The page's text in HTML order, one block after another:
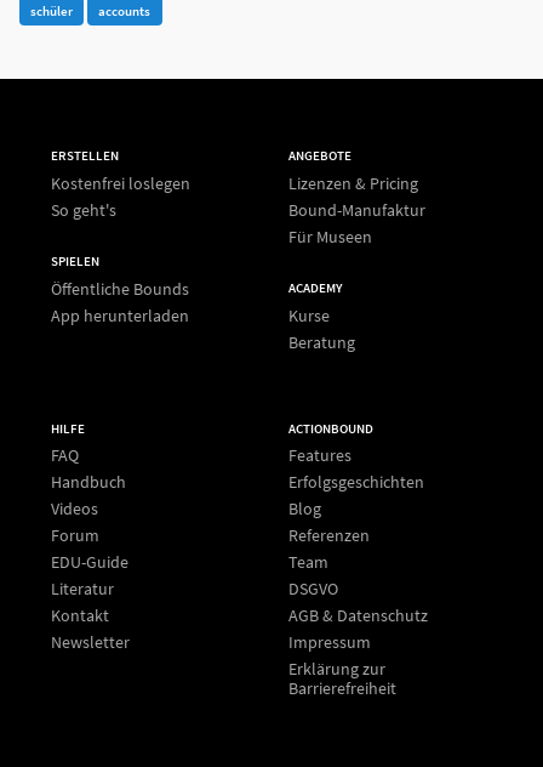
schüler
accounts
ERSTELLEN
Kostenfrei loslegen
So geht's
SPIELEN
Öffentliche Bounds
App herunterladen
ANGEBOTE
Lizenzen & Pricing
Bound-Manufaktur
Für Museen
ACADEMY
Kurse
Beratung
HILFE
FAQ
Handbuch
Videos
Forum
EDU-Guide
Literatur
Kontakt
Newsletter
ACTIONBOUND
Features
Erfolgsgeschichten
Blog
Referenzen
Team
DSGVO
AGB & Datenschutz
Impressum
Erklärung zur
Barrierefreiheit